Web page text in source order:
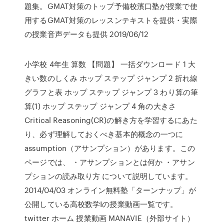
題集。GMAT対策のトップ予備校濱口塾が授業で使
用するGMAT対策のレッスンテキストを提供・実際
の授業音声データも提供 2019/06/12
小学校 4年生 算数 【問題】 一括ダウンロード 1 大
きい数のしくみ ホップ ステップ ジャンプ 2 折れ線
グラフと表 ホップ ステップ ジャンプ 3 わり算の筆
算(1) ホップ ステップ ジャンプ 4 角の大きさ
Critical Reasoning(CR)の解き方を学習するにあた
り、必ず理解しておくべき基本的概念の一つに
assumption（アサンプション）があります。この
ページでは、 ・アサンプションとは何か ・アサン
プションの読み取り方 について説明しています。
2014/04/03 オンライン無料塾「ターンナップ」が
公開している高校数学Ⅰの授業動画一覧です。
twitter ホーム 授業動画 MANAVIE（外部サイト）